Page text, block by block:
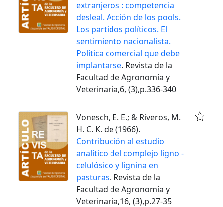
extranjeros : competencia
desleal. Acción de los pools.
Los partidos políticos. El
sentimiento nacionalista.
Política comercial que debe
implantarse. Revista de la
Facultad de Agronomía y
Veterinaria,6, (3),p.336-340
Vonesch, E. E.; & Riveros, M.
H. C. K. de (1966).
Contribución al estudio
analítico del complejo ligno -
celulósico y lignina en
pasturas. Revista de la
Facultad de Agronomía y
Veterinaria,16, (3),p.27-35